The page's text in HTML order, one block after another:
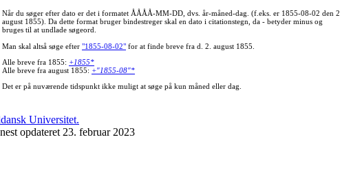
Når du søger efter dato er det i formatet ÅÅÅÅ-MM-DD, dvs. år-måned-dag. (f.eks. er 1855-08-02 den 2.
august 1855). Da dette format bruger bindestreger skal en dato i citationstegn, da - betyder minus og
bruges til at undlade søgeord.
Man skal altså søge efter "1855-08-02"for at finde breve fra d. 2. august 1855.
Alle breve fra 1855: +1855*
Alle breve fra august 1855: +"1855-08"*
Det er på nuværende tidspunkt ikke muligt at søge på kun måned eller dag.
opdateret 23. februar 2023